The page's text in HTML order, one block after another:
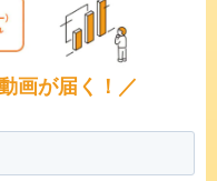
画が届く！／